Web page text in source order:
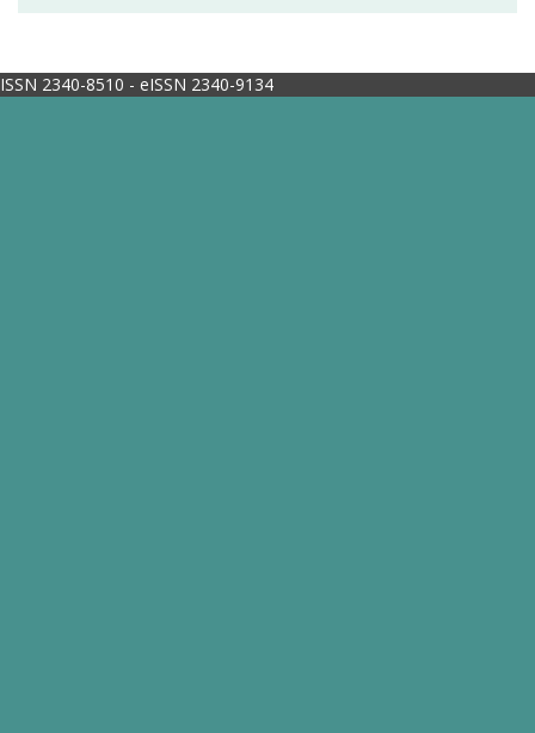
ISSN 2340-8510 - eISSN 2340-9134